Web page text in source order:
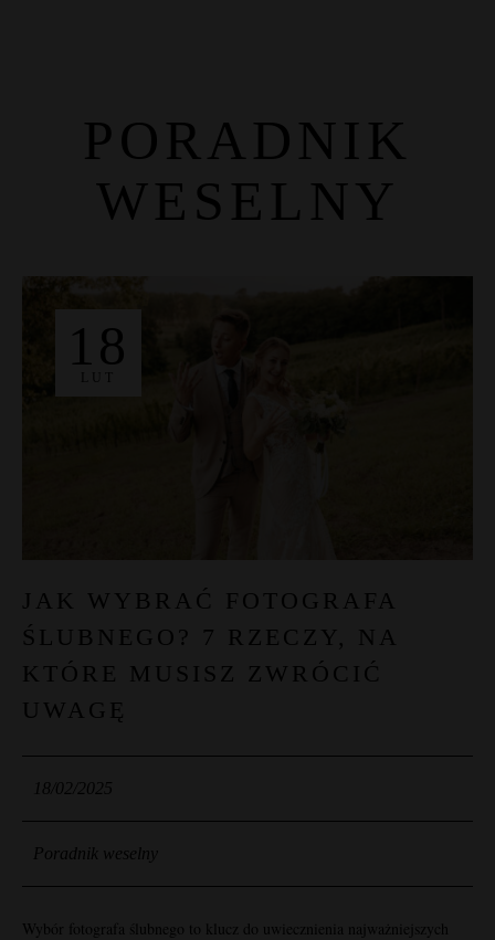
Usługi
PORADNIK
WESELNY
18
JAK WYBRAĆ FOTOGRAFA
ŚLUBNEGO? 7 RZECZY, NA
KTÓRE MUSISZ ZWRÓCIĆ
UWAGĘ
18/02/2025
Poradnik weselny
Wybór fotografa ślubnego to klucz do uwiecznienia najważniejszych